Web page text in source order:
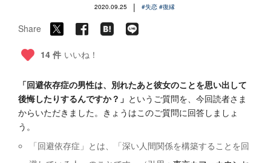
2020.09.25 | #失恋 #復縁
Share
14 件 いいね！
「回避依存症の男性は、別れたあと彼女のことを思い出して
後悔したりするんですか？」 というご質問を、今回読者さま
からいただきました。きょうはこのご質問に回答しましょ
う。
「回避依存症」とは、「深い人間関係を構築することを回